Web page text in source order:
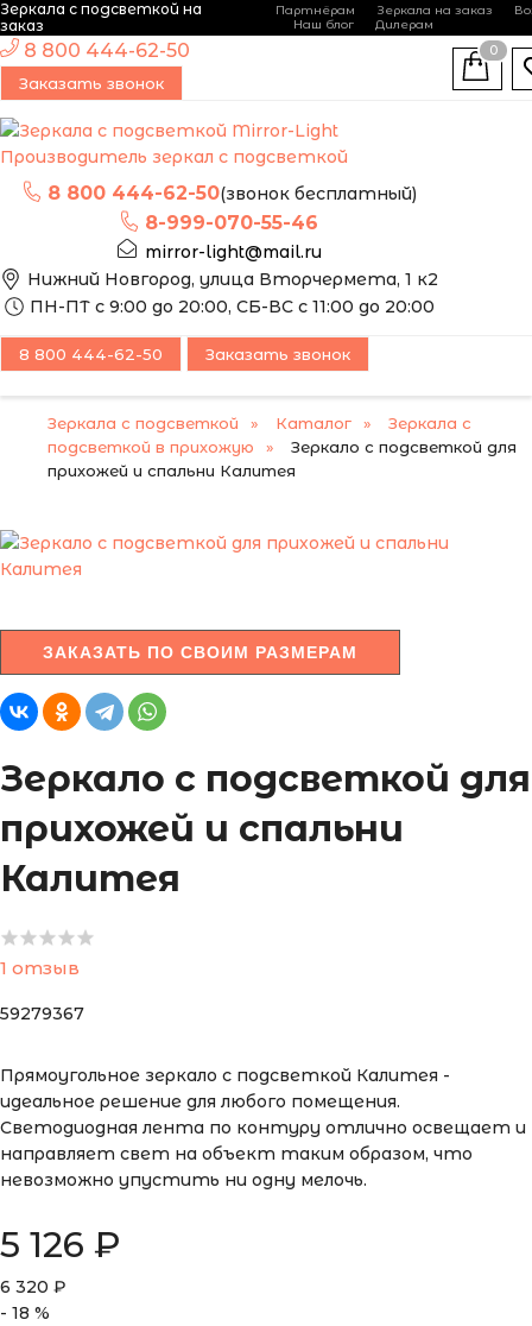
Зеркала с подсветкой на
заказ
Партнёрам Зеркала на заказ
Наш блог
Дилерам
Производитель зеркал с подсветкой
8 800 444-62-50(звонок бесплатный)
8-999-070-55-46
mirror-light@mail.ru
Нижний Новгород, улица Вторчермета, 1 к2
ПН-ПТ с 9:00 до 20:00, СБ-ВС с 11:00 до 20:00
8 800 444-62-50
Заказать звонок
0
8 800 444-62-50 Заказать звонок
Зеркала с подсветкой Каталог
Зеркала с
подсветкой в прихожую
Зеркало с подсветкой для
прихожей и спальни Калитея
ЭТО ЗЕРКАЛО МЫ
МОЖЕМ ИЗГОТОВИТЬ
ПО ВАШИМ
ЗАКАЗАТЬ ПО СВОИМ РАЗМЕРАМ
Зеркало с подсветкой для
прихожей и спальни
Калитея
1 отзыв
59279367
Прямоугольное зеркало с подсветкой Калитея -
идеальное решение для любого помещения.
Светодиодная лента по контуру отлично освещает и
направляет свет на объект таким образом, что
невозможно упустить ни одну мелочь.
5 126 ₽
6 320 ₽
- 18 %
-